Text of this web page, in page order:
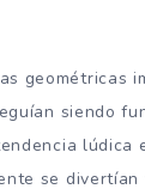
geométricas
siendo
lúdica
se divertían